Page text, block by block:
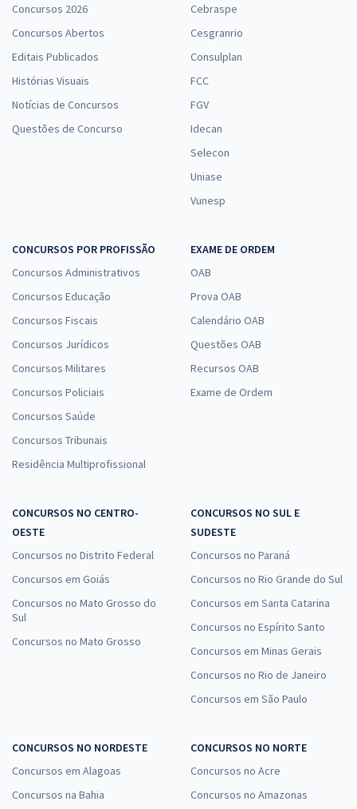
Concursos 2026
Concursos Abertos
Editais Publicados
Histórias Visuais
Notícias de Concursos
Questões de Concurso
Cebraspe
Cesgranrio
Consulplan
FCC
FGV
Idecan
Selecon
Uniase
Vunesp
CONCURSOS POR PROFISSÃO
Concursos Administrativos
Concursos Educação
Concursos Fiscais
Concursos Jurídicos
Concursos Militares
Concursos Policiais
Concursos Saúde
Concursos Tribunais
Residência Multiprofissional
EXAME DE ORDEM
OAB
Prova OAB
Calendário OAB
Questões OAB
Recursos OAB
Exame de Ordem
CONCURSOS NO CENTRO-
OESTE
Concursos no Distrito Federal
Concursos em Goiás
Concursos no Mato Grosso do
Sul
Concursos no Mato Grosso
CONCURSOS NO SUL E
SUDESTE
Concursos no Paraná
Concursos no Rio Grande do Sul
Concursos em Santa Catarina
Concursos no Espírito Santo
Concursos em Minas Gerais
Concursos no Rio de Janeiro
Concursos em São Paulo
CONCURSOS NO NORDESTE
Concursos em Alagoas
Concursos na Bahia
CONCURSOS NO NORTE
Concursos no Acre
Concursos no Amazonas